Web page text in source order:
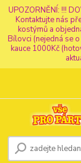
UPOZORNĚNÍ: !!!
Kontaktujte nás
kostýmů a
Bílovci (nejedná se
kauce 1000Kč